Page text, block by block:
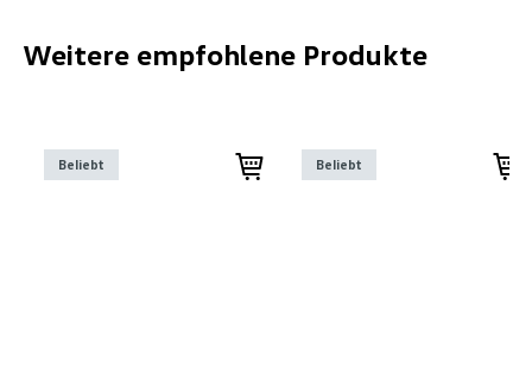
Weitere empfohlene Produkte
Beliebt Beliebt